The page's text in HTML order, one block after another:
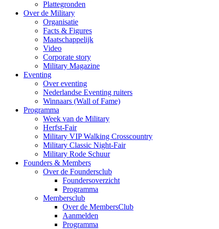
Plattegronden
Over de Military
Organisatie
Facts & Figures
Maatschappelijk
Video
Corporate story
Military Magazine
Eventing
Over eventing
Nederlandse Eventing ruiters
Winnaars (Wall of Fame)
Programma
Week van de Military
Herfst-Fair
Military VIP Walking Crosscountry
Military Classic Night-Fair
Military Rode Schuur
Founders & Members
Over de Foundersclub
Foundersoverzicht
Programma
Membersclub
Over de MembersClub
Aanmelden
Programma